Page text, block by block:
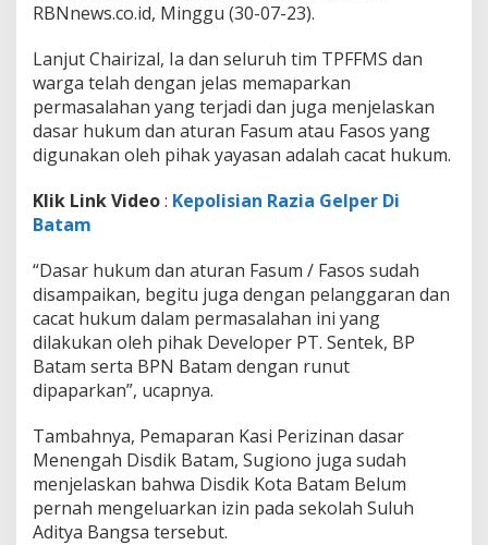
RBNnews.co.id, Minggu (30-07-23).
Lanjut Chairizal, Ia dan seluruh tim TPFFMS dan
warga telah dengan jelas memaparkan
permasalahan yang terjadi dan juga menjelaskan
dasar hukum dan aturan Fasum atau Fasos yang
digunakan oleh pihak yayasan adalah cacat hukum.
Klik Link Video: Kepolisian Razia Gelper Di
Batam
“Dasar hukum dan aturan Fasum / Fasos sudah
disampaikan, begitu juga dengan pelanggaran dan
cacat hukum dalam permasalahan ini yang
dilakukan oleh pihak Developer PT. Sentek, BP
Batam serta BPN Batam dengan runut
dipaparkan”, ucapnya.
Tambahnya, Pemaparan Kasi Perizinan dasar
Menengah Disdik Batam, Sugiono juga sudah
menjelaskan bahwa Disdik Kota Batam Belum
pernah mengeluarkan izin pada sekolah Suluh
Aditya Bangsa tersebut.